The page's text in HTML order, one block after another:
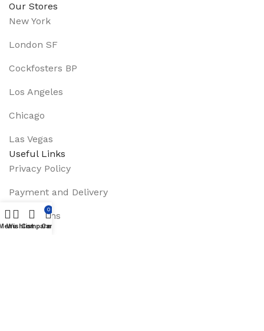
Our Stores
New York
London SF
Cockfosters BP
Los Angeles
Chicago
Las Vegas
Useful Links
Privacy Policy
Payment and Delivery
Promotions
WishlistCompare
0
Cart